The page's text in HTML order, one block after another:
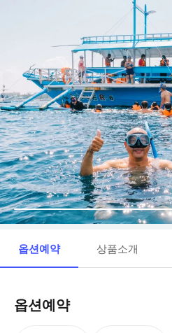
옵션예약 상품소개
옵션예약